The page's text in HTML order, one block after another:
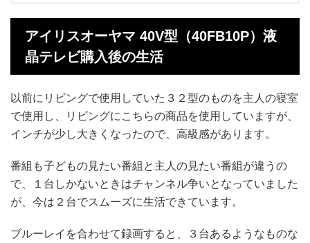
アイリスオーヤマ 40V型（40FB10P）液
晶テレビ購入後の生活
以前にリビングで使用していた３２型のものを主人の寝室
で使用し、リビングにこちらの商品を使用していますが、
インチが少し大きくなったので、高級感があります。
番組も子どもの見たい番組と主人の見たい番組が違うの
で、１台しかないときはチャンネル争いとなっていました
が、今は２台でスムーズに生活できています。
ブルーレイを合わせて録画すると、３台あるようなものな